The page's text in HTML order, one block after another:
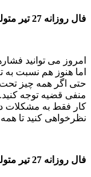
فال روزانه 27 تیر متولدین بهمن ماه
امروز می توانید
اما هنوز هم نسبت به
حتی اگر همه چیز تحت
منفی قضیه توجه کنید.
کار فقط به مشکلات
نظرخواهی کنید تا
فال روزانه 27 تیر متولدین اسفند ماه